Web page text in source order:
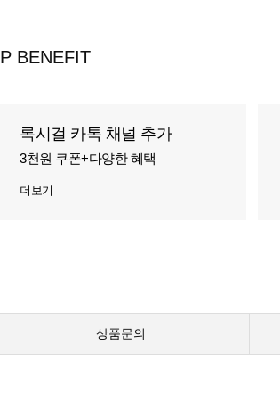
BENEFIT
록시걸 카톡 채널 추가
3천원 쿠폰+다양한 혜택
더보기
상품문의